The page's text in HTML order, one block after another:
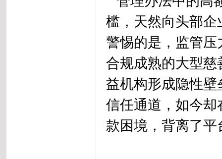
槛，天然向头部
警惕的是，监管
合规成熟的大型
益机构形成隐性
信任通道，如今
款困境，背离了